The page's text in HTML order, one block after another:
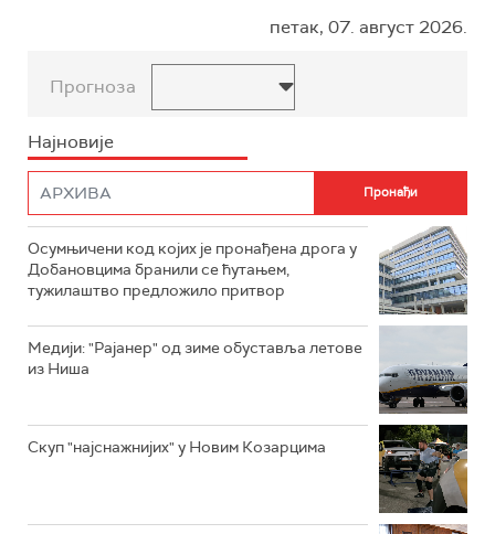
петак, 07. август 2026.
Прогноза
Најновије
Осумњичени код којих је пронађена дрога у
Добановцима бранили се ћутањем,
тужилаштво предложило притвор
Mедији: "Рајанер" од зиме обуставља летове
из Ниша
Скуп "најснажнијих" у Новим Козарцима